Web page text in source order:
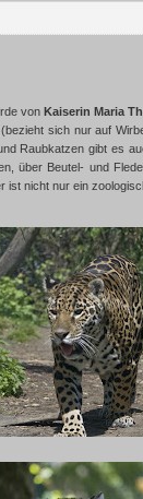
von Kaiserin Maria
(bezieht sich nur auf
Raubkatzen gibt es
über Beutel- und
ist nicht nur ein